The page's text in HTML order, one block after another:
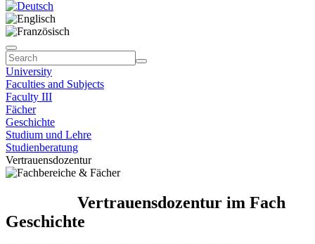
University
Faculties and Subjects
Faculty III
Fächer
Geschichte
Studium und Lehre
Studienberatung
Vertrauensdozentur
Vertrauensdozentur im Fach
Geschichte